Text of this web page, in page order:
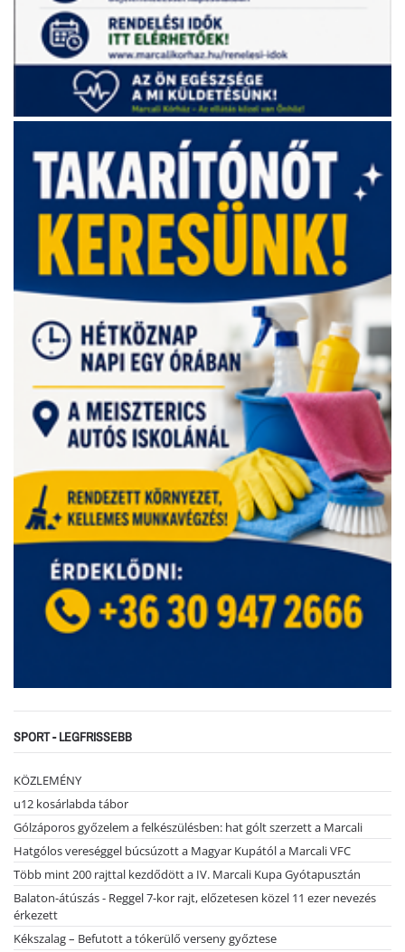
SPORT - LEGFRISSEBB
KÖZLEMÉNY
u12 kosárlabda tábor
Gólzáporos győzelem a felkészülésben: hat gólt szerzett a Marcali
Hatgólos vereséggel búcsúzott a Magyar Kupától a Marcali VFC
Több mint 200 rajttal kezdődött a IV. Marcali Kupa Gyótapusztán
Balaton-átúszás - Reggel 7-kor rajt, előzetesen közel 11 ezer nevezés
érkezett
Kékszalag – Befutott a tókerülő verseny győztese